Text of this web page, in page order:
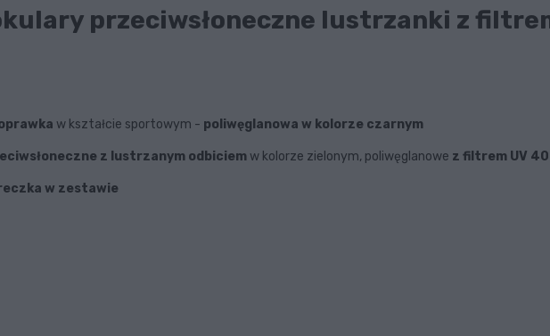
przeciwsłoneczne lustrzanki z
w kształcie sportowym - poliwęglanowa w kolorze czarnym
z lustrzanym odbiciem w kolorze zielonym, poliwęglanowe z filtrem UV
w zestawie